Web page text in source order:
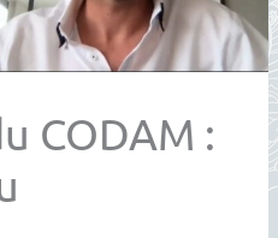
CODAM :